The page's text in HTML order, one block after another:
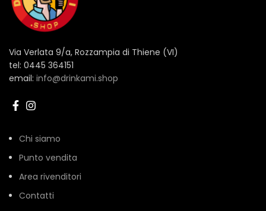
Via Verlata 9/a, Rozzampia di Thiene (VI)
tel: 0445 364151
email: info@drinkami.shop
Chi siamo
Punto vendita
Area rivenditori
Contatti